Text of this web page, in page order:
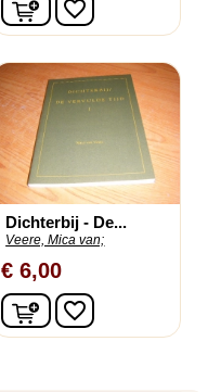
favorite_border
Dichterbij - De...
Veere, Mica van;
€ 6,00
In winkelwagen
favorite_border